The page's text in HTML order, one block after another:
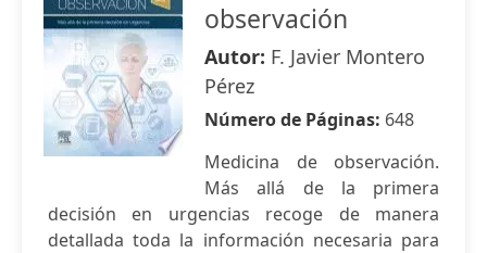
observación
Autor: F. Javier Montero
Pérez
Número de Páginas: 648
Medicina de observación.
Más allá de la primera
decisión en urgencias recoge de manera
detallada toda la información necesaria para